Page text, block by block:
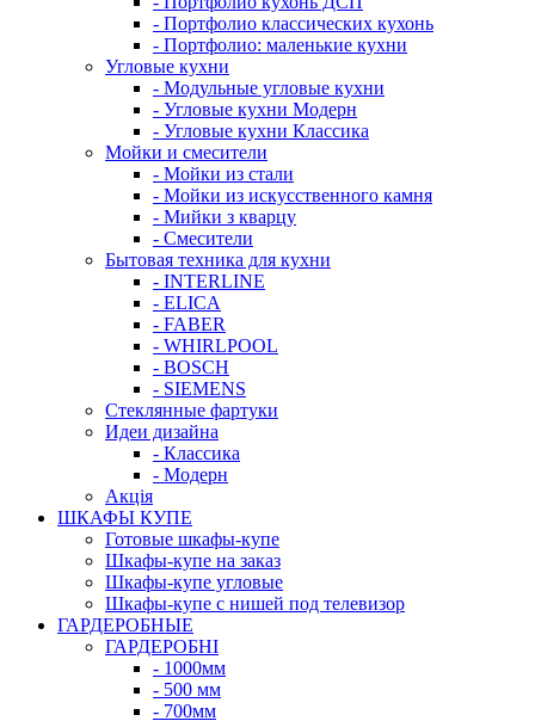
- Портфолио классических кухонь
- Портфолио: маленькие кухни
Угловые кухни
- Модульные угловые кухни
- Угловые кухни Модерн
- Угловые кухни Классика
Мойки и смесители
- Мойки из стали
- Мойки из искусственного камня
- Мийки з кварцу
- Смесители
Бытовая техника для кухни
- INTERLINE
- ELICA
- FABER
- WHIRLPOOL
- BOSCH
- SIEMENS
Стеклянные фартуки
Идеи дизайна
- Класcика
- Модерн
Акція
ШКАФЫ КУПЕ
Готовые шкафы-купе
Шкафы-купе на заказ
Шкафы-купе угловые
Шкафы-купе с нишей под телевизор
ГАРДЕРОБНЫЕ
ГАРДЕРОБНІ
- 1000мм
- 500 мм
- 700мм